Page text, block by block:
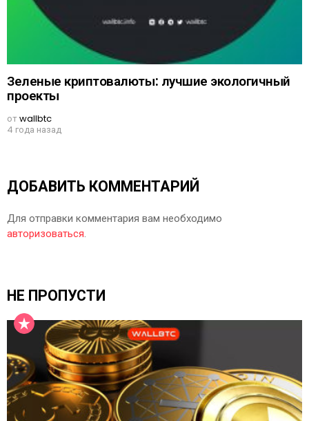
Зеленые криптовалюты: лучшие экологичный
проекты
отwallbtc
4 года назад
ДОБАВИТЬ КОММЕНТАРИЙ
Для отправки комментария вам необходимо
авторизоваться.
НЕ ПРОПУСТИ